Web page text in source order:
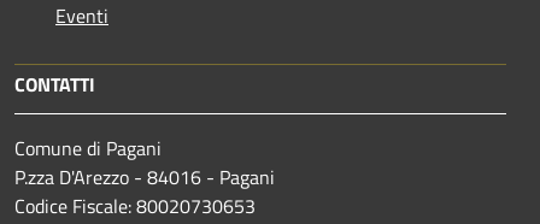
Eventi
CONTATTI
Comune di Pagani
P.zza D'Arezzo - 84016 - Pagani
Codice Fiscale: 80020730653